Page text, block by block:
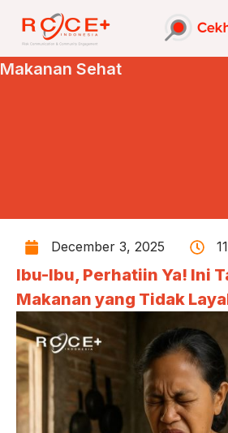
Makanan Sehat
December 3, 2025
Ibu-Ibu, Perhatiin Ya! Ini
Makanan yang Tidak